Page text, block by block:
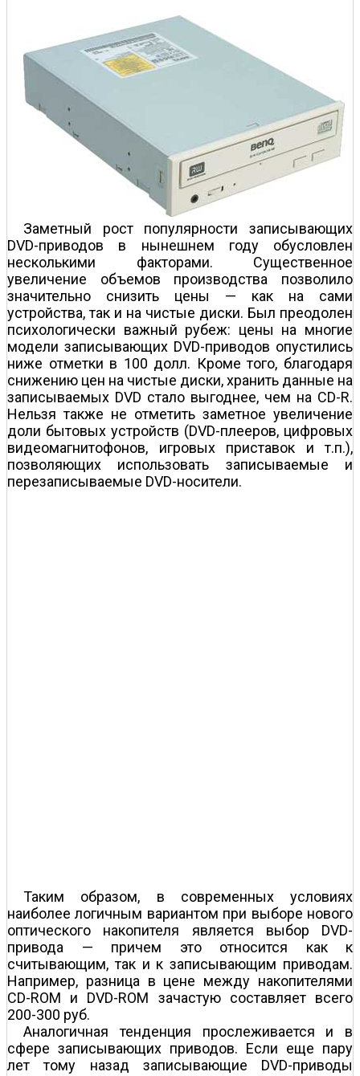
Заметный рост популярности записывающих
DVD-приводов в нынешнем году обусловлен
несколькими факторами. Существенное
увеличение объемов производства позволило
значительно снизить цены — как на сами
устройства, так и на чистые диски. Был преодолен
психологически важный рубеж: цены на многие
модели записывающих DVD-приводов опустились
ниже отметки в 100 долл. Кроме того, благодаря
снижению цен на чистые диски, хранить данные на
записываемых DVD стало выгоднее, чем на CD-R.
Нельзя также не отметить заметное увеличение
доли бытовых устройств (DVD-плееров, цифровых
видеомагнитофонов, игровых приставок и т.п.),
позволяющих использовать записываемые и
перезаписываемые DVD-носители.
Таким образом, в современных условиях
наиболее логичным вариантом при выборе нового
оптического накопителя является выбор DVD-
привода — причем это относится как к
считывающим, так и к записывающим приводам.
Например, разница в цене между накопителями
CD-ROM и DVD-ROM зачастую составляет всего
200-300 руб.
Аналогичная тенденция прослеживается и в
сфере записывающих приводов. Если еще пару
лет тому назад записывающие DVD-приводы